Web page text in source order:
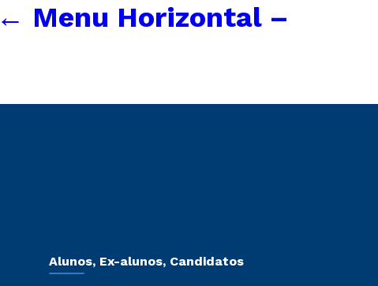
← Menu Horizontal –
Alunos, Ex-alunos, Candidatos